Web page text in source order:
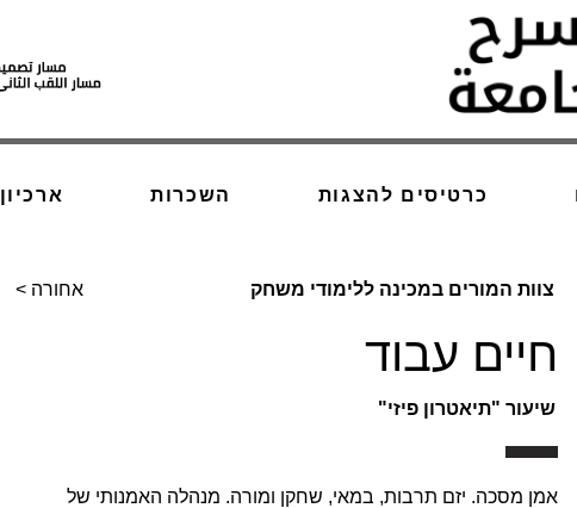
כרטיסים להצגות השכרות ארכיון
< אחורה צוות המורים במכינה ללימודי משחק
חיים עבוד
שיעור "תיאטרון פיזי"
אמן מסכה. יזם תרבות, במאי, שחקן ומורה. מנהלה האמנותי של